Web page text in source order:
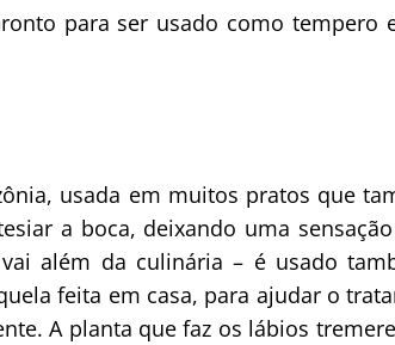
para ser usado como tempero
usada em muitos pratos que
a boca, deixando uma
além da culinária – é usado
feita em casa, para ajudar o
A planta que faz os lábios